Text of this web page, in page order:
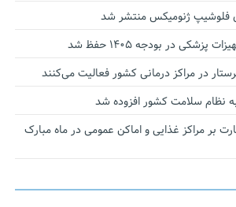
فلوشیپ ژنومیکس منتشر شد
پزشکی در بودجه ۱۴۰۵ حفظ شد
بر مراکز غذایی و اماکن عمومی در ماه مبارک